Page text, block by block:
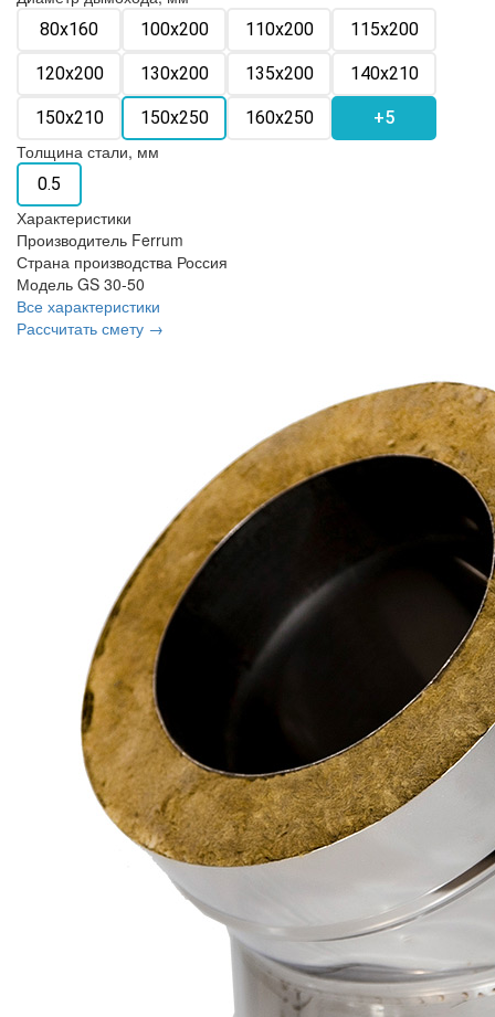
80х160 100х200 110х200 115х200
120х200 130х200 135х200 140х210
150х210 150х250 160х250 +5
Толщина стали, мм
0.5
Характеристики
Производитель Ferrum
Страна производства Россия
Модель GS 30-50
Все характеристики
Рассчитать смету →